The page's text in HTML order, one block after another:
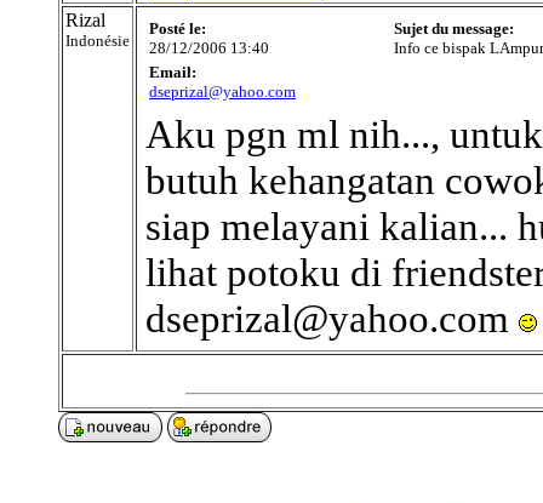
Rizal
Indonésie
Posté le:
28/12/2006 13:40
Sujet du message:
Info ce bispak
Email:
dseprizal@yahoo.com
Aku pgn ml nih...,
butuh kehangatan
siap melayani kalian...
lihat potoku di
dseprizal@yahoo.com